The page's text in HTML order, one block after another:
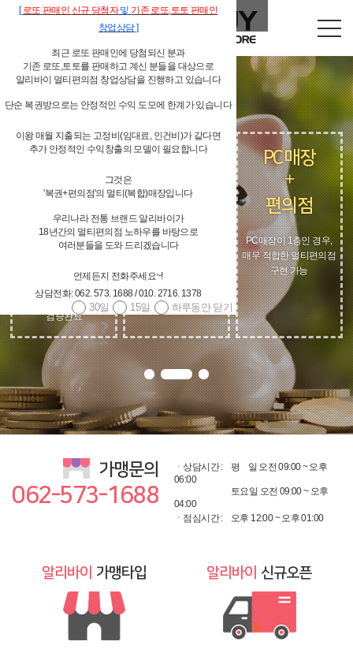
복권매장
+
편의점
현재, 알리바이 90%
멀티편의점 운영중
동일한 고정비(임대료,
인건비)로 추가 수익증대
검증완료
카페
선별된 상품으로 카페
분위기를 해치지 않고,
매출상승
PC매장
+
편의점
PC매장이 1층인 경우,
매우 적합한 멀티편의점
구현 가능
가맹문의
062-573-1688
ㆍ상담시간 : 평
일 오전 09:00 ~ 오후
06:00
토요일 오전 09:00 ~ 오후
04:00
ㆍ점심시간 :
오후 12:00 ~ 오후 01:00
알리바이 가맹타입 알리바이 신규오픈
[로또 판매인 신규 당첨자및 기존 로또,토토 판매인
창업상담]
최근 로또 판매인에 당첨되신 분과
기존 로또,토토를 판매하고 계신 분들을 대상으로
알리바이 멀티편의점 창업상담을 진행하고 있습니다
단순 복권방으로는 안정적인 수익 도모에 한계가 있습니다
이왕 매월 지출되는 고정비(임대료, 인건비)가 같다면
추가 안정적인 수익창출의 모델이 필요합니다
그것은
'복권+편의점'의 멀티(복합)매장입니다
우리나라 전통 브랜드 알리바이가
18년간의 멀티편의점 노하우를 바탕으로
여러분들을 도와 드리겠습니다
언제든지 전화주세요~!
상담전화: 062. 573. 1688 / 010. 2716. 1378
하루동안 닫기
15일
30일